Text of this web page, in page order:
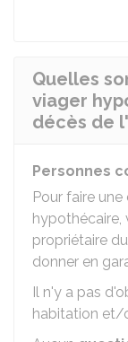
Quelles
viager
décès de
Personnes
Pour faire
hypothécaire,
propriétaire
donner en
Il n'y a pas
habitation et/